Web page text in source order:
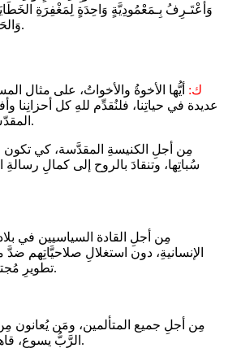
وَأعْتَـرِفُ بِـمَعْمُودِيَّةٍ وَاحِدَةٍ لِمَغْفِرَةِ
وَالحَـيَاةَ في الدَّهْرِ الآتي. آمِينْ.
ك: أيُّها الأخوةُ والأخواتُ، على مثال
عديدة في حياتِنا، فلنُقدِّم للهِ كل أحزانِنا
المقدّس، مُردِّدين: يا ربُّ، ارحَم.
سُباتِها، وتنقادَ بالروح إلى كمالِ رسالةِ
الإنسانيةِ، دون استغلالِ صلاحيَّاتِهم
تطويرِ مُجتمعٍ يسودُهُ العدلُ والسلام.
الرَّبُّ يسوع، قاهر الشيطان، الأملَ والنورَ.